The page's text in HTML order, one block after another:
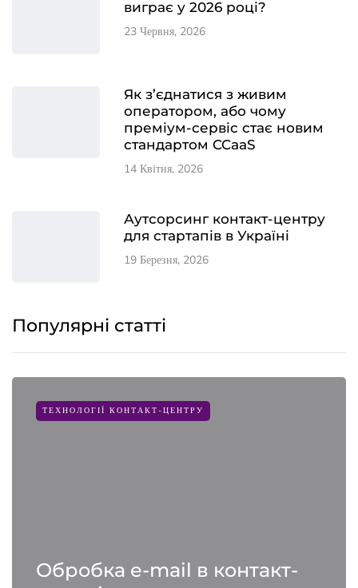
виграє у 2026 році?
23 Червня, 2026
Як з’єднатися з живим
оператором, або чому
преміум-сервіс стає новим
стандартом CCaaS
14 Квітня, 2026
Аутсорсинг контакт-центру
для стартапів в Україні
19 Березня, 2026
Популярні статті
ТЕХНОЛОГІЇ КОНТАКТ-ЦЕНТРУ
Обробка e-mail в контакт-